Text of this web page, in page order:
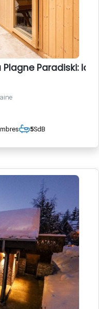
Plagne Paradiski:
5SdB